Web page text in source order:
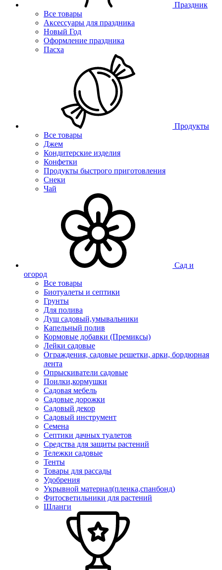
Праздник
Все товары
Аксессуары для праздника
Новый Год
Оформление праздника
Пасха
Продукты
Все товары
Джем
Кондитерские изделия
Конфетки
Продукты быстрого приготовления
Снеки
Чай
Сад и
огород
Все товары
Биотуалеты и септики
Грунты
Для полива
Душ садовый,умывальники
Капельный полив
Кормовые добавки (Премиксы)
Лейки садовые
Ограждения, садовые решетки, арки, бордюрная
лента
Опрыскиватели садовые
Поилки,кормушки
Садовая мебель
Садовые дорожки
Садовый декор
Садовый инструмент
Семена
Септики дачных туалетов
Средства для защиты растений
Тележки садовые
Тенты
Товары для рассады
Удобрения
Укрывной материал(пленка,спанбонд)
Фитосветильники для растений
Шланги